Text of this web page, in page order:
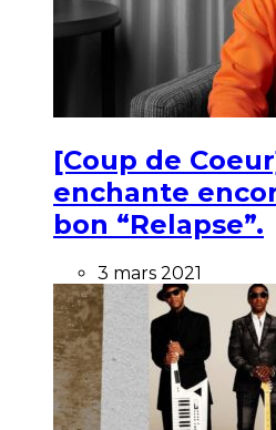
[Coup de
enchante
bon “Relapse”.
3 mars 2021